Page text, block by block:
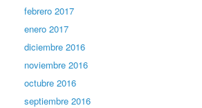
febrero 2017
enero 2017
diciembre 2016
noviembre 2016
octubre 2016
septiembre 2016